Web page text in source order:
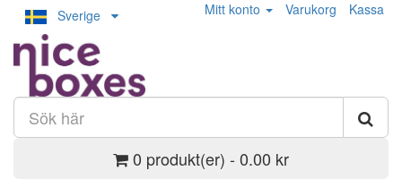
Sverige Mitt konto Varukorg Kassa
0 produkt(er) - 0.00 kr